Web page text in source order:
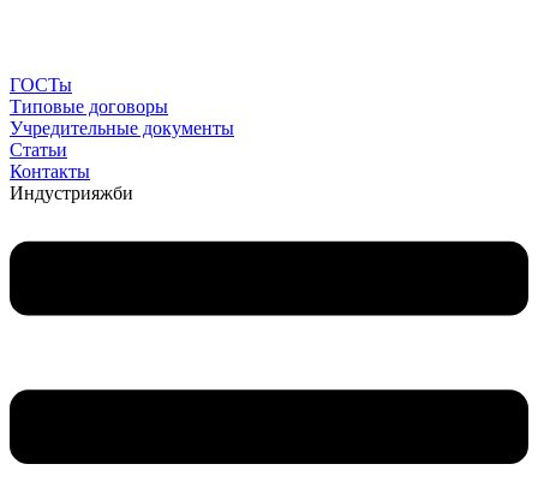
ГОСТы
Типовые договоры
Учредительные документы
Статьи
Контакты
Индустрияжби